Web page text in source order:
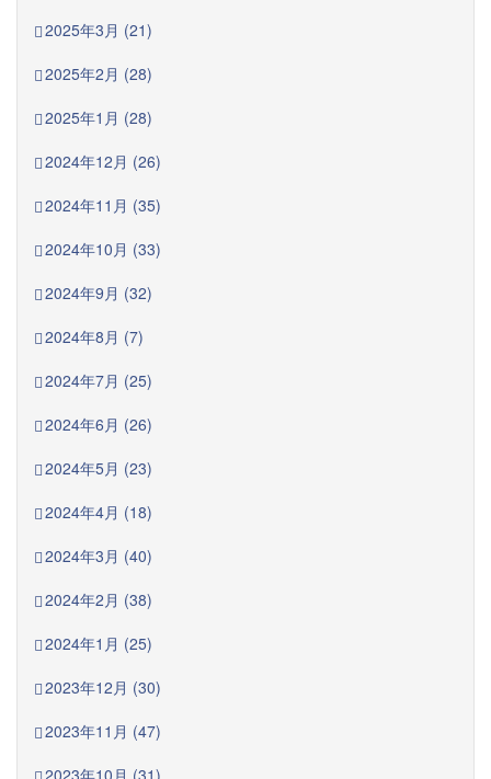
2025年3月 (21)
2025年2月 (28)
2025年1月 (28)
2024年12月 (26)
2024年11月 (35)
2024年10月 (33)
2024年9月 (32)
2024年8月 (7)
2024年7月 (25)
2024年6月 (26)
2024年5月 (23)
2024年4月 (18)
2024年3月 (40)
2024年2月 (38)
2024年1月 (25)
2023年12月 (30)
2023年11月 (47)
2023年10月 (31)